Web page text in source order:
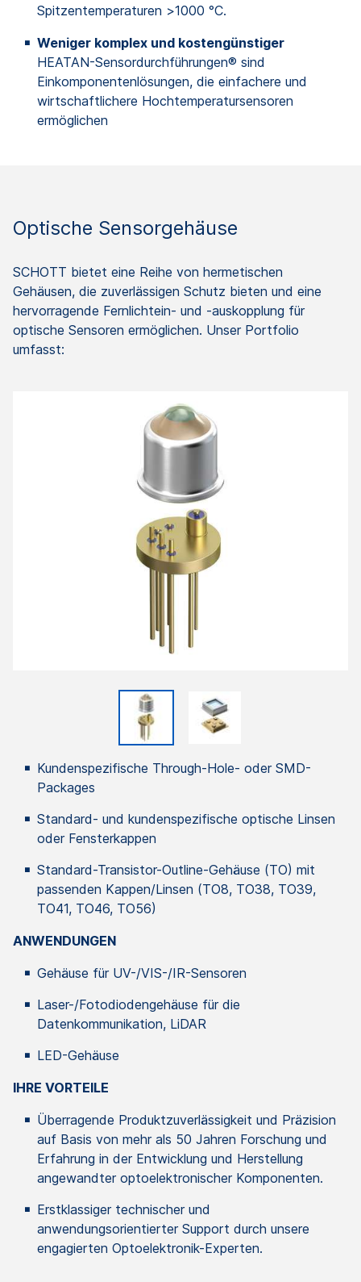
Spitzentemperaturen >1000 °C.
Weniger komplex und kostengünstiger
HEATAN-Sensordurchführungen® sind
Einkomponentenlösungen, die einfachere und
wirtschaftlichere Hochtemperatursensoren
ermöglichen
Optische Sensorgehäuse
SCHOTT bietet eine Reihe von hermetischen
Gehäusen, die zuverlässigen Schutz bieten und eine
hervorragende Fernlichtein- und -auskopplung für
optische Sensoren ermöglichen. Unser Portfolio
umfasst:
Kundenspezifische Through-Hole- oder SMD-
Packages
Standard- und kundenspezifische optische Linsen
oder Fensterkappen
Standard-Transistor-Outline-Gehäuse (TO) mit
passenden Kappen/Linsen (TO8, TO38, TO39,
TO41, TO46, TO56)
ANWENDUNGEN
Gehäuse für UV-/VIS-/IR-Sensoren
Laser-/Fotodiodengehäuse für die
Datenkommunikation, LiDAR
LED-Gehäuse
IHRE VORTEILE
Überragende Produktzuverlässigkeit und Präzision
auf Basis von mehr als 50 Jahren Forschung und
Erfahrung in der Entwicklung und Herstellung
angewandter optoelektronischer Komponenten.
Erstklassiger technischer und
anwendungsorientierter Support durch unsere
engagierten Optoelektronik-Experten.